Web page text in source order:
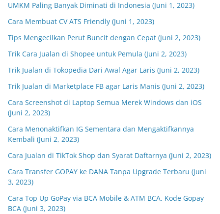
UMKM Paling Banyak Diminati di Indonesia (Juni 1, 2023)
Cara Membuat CV ATS Friendly (Juni 1, 2023)
Tips Mengecilkan Perut Buncit dengan Cepat (Juni 2, 2023)
Trik Cara Jualan di Shopee untuk Pemula (Juni 2, 2023)
Trik Jualan di Tokopedia Dari Awal Agar Laris (Juni 2, 2023)
Trik Jualan di Marketplace FB agar Laris Manis (Juni 2, 2023)
Cara Screenshot di Laptop Semua Merek Windows dan iOS
(Juni 2, 2023)
Cara Menonaktifkan IG Sementara dan Mengaktifkannya
Kembali (Juni 2, 2023)
Cara Jualan di TikTok Shop dan Syarat Daftarnya (Juni 2, 2023)
Cara Transfer GOPAY ke DANA Tanpa Upgrade Terbaru (Juni
3, 2023)
Cara Top Up GoPay via BCA Mobile & ATM BCA, Kode Gopay
BCA (Juni 3, 2023)